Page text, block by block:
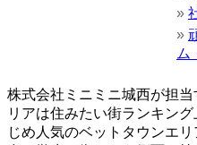
ム
株式会社ミニミニ城西が担
リアは住みたい街ランキン
じめ人気のベットタウンエ